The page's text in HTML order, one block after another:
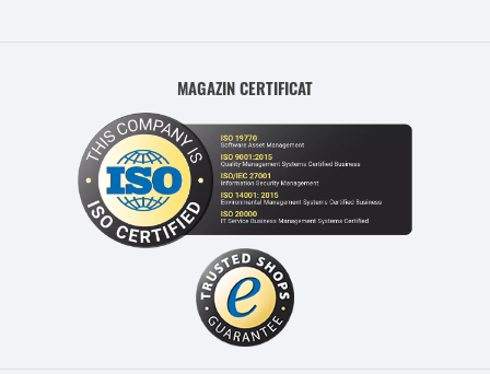
MAGAZIN CERTIFICAT